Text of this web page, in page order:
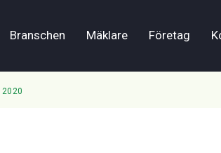
Branschen Mäklare Företag